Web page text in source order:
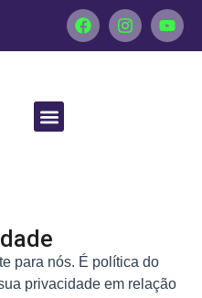
para nós. É política do
privacidade em relação